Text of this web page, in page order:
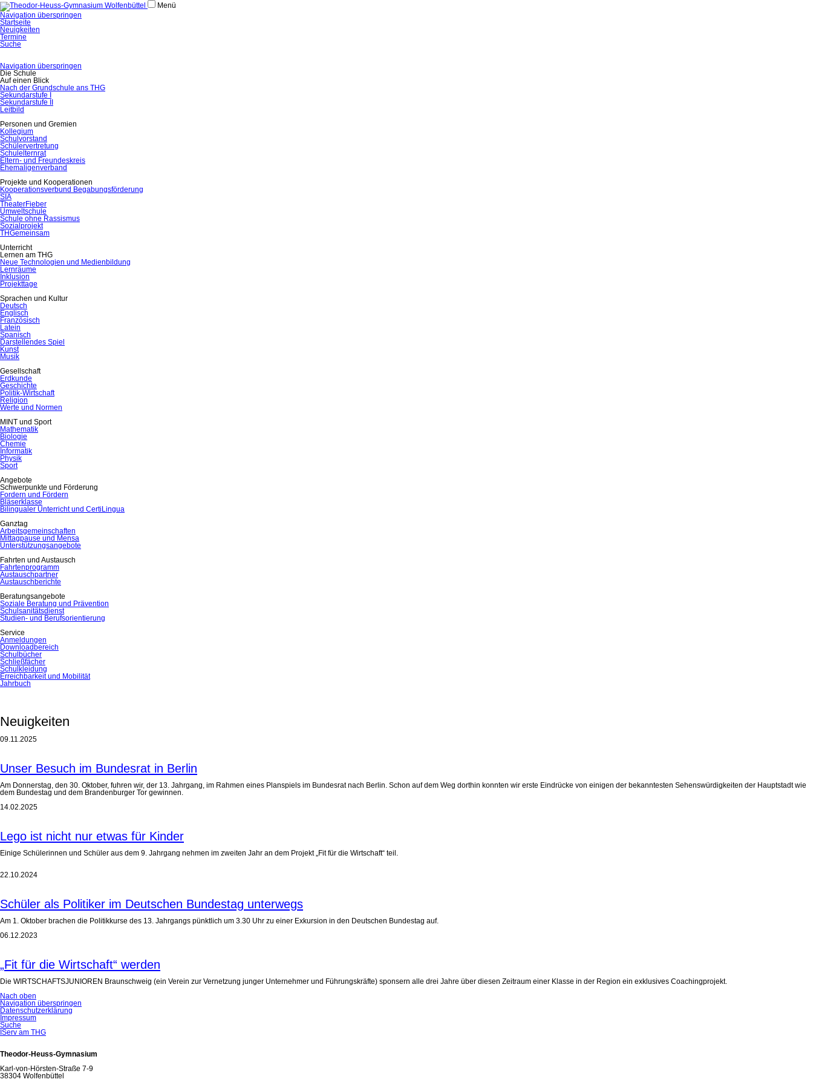
Menü
Navigation überspringen
Startseite
Neuigkeiten
Termine
Suche
Navigation überspringen
Die Schule
Auf einen Blick
Nach der Grundschule ans THG
Sekundarstufe I
Sekundarstufe II
Leitbild
Personen und Gremien
Kollegium
Schulvorstand
Schülervertretung
Schulelternrat
Eltern- und Freundeskreis
Ehemaligenverband
Projekte und Kooperationen
Kooperationsverbund Begabungsförderung
SIA
TheaterFieber
Umweltschule
Schule ohne Rassismus
Sozialprojekt
THGemeinsam
Unterricht
Lernen am THG
Neue Technologien und Medienbildung
Lernräume
Inklusion
Projekttage
Sprachen und Kultur
Deutsch
Englisch
Französisch
Latein
Spanisch
Darstellendes Spiel
Kunst
Musik
Gesellschaft
Erdkunde
Geschichte
Politik-Wirtschaft
Religion
Werte und Normen
MINT und Sport
Mathematik
Biologie
Chemie
Informatik
Physik
Sport
Angebote
Schwerpunkte und Förderung
Fordern und Fördern
Bläserklasse
Bilingualer Unterricht und CertiLingua
Ganztag
Arbeitsgemeinschaften
Mittagpause und Mensa
Unterstützungsangebote
Fahrten und Austausch
Fahrtenprogramm
Austauschpartner
Austauschberichte
Beratungsangebote
Soziale Beratung und Prävention
Schulsanitätsdienst
Studien- und Berufsorientierung
Service
Anmeldungen
Downloadbereich
Schulbücher
Schließfächer
Schulkleidung
Erreichbarkeit und Mobilität
Jahrbuch
Neuigkeiten
09.11.2025
Unser Besuch im Bundesrat in Berlin
Am Donnerstag, den 30. Oktober, fuhren wir, der 13. Jahrgang, im Rahmen eines Planspiels im Bundesrat nach Berlin. Schon auf dem Weg dorthin konnten wir erste Eindrücke von einigen der bekanntesten Sehenswürdigkeiten der Hauptstadt wie
dem Bundestag und dem Brandenburger Tor gewinnen.
14.02.2025
Lego ist nicht nur etwas für Kinder
Einige Schülerinnen und Schüler aus dem 9. Jahrgang nehmen im zweiten Jahr an dem Projekt „Fit für die Wirtschaft“ teil.
22.10.2024
Schüler als Politiker im Deutschen Bundestag unterwegs
Am 1. Oktober brachen die Politikkurse des 13. Jahrgangs pünktlich um 3.30 Uhr zu einer Exkursion in den Deutschen Bundestag auf.
06.12.2023
„Fit für die Wirtschaft“ werden
Die WIRTSCHAFTSJUNIOREN Braunschweig (ein Verein zur Vernetzung junger Unternehmer und Führungskräfte) sponsern alle drei Jahre über diesen Zeitraum einer Klasse in der Region ein exklusives Coachingprojekt.
Nach oben
Navigation überspringen
Datenschutzerklärung
Impressum
Suche
IServ am THG
Theodor-Heuss-Gymnasium
Karl-von-Hörsten-Straße 7-9
38304 Wolfenbüttel